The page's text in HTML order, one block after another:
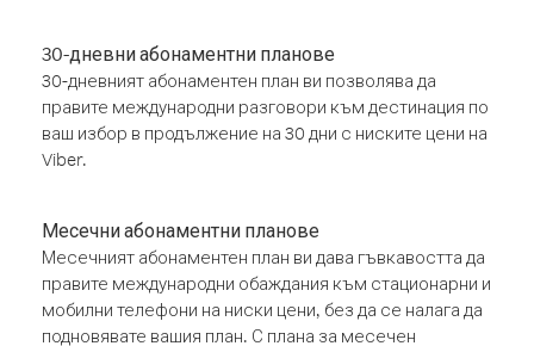
30-дневни абонаментни планове
30-дневният абонаментен план ви позволява да
правите международни разговори към дестинация по
ваш избор в продължение на 30 дни с ниските цени на
Viber.
Месечни абонаментни планове
Месечният абонаментен план ви дава гъвкавостта да
правите международни обаждания към стационарни и
мобилни телефони на ниски цени, без да се налага да
подновявате вашия план. С плана за месечен